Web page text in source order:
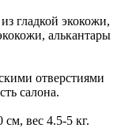
гладкой экокожи,
алькантары
отверстиями
салона.
вес 4.5-5 кг.